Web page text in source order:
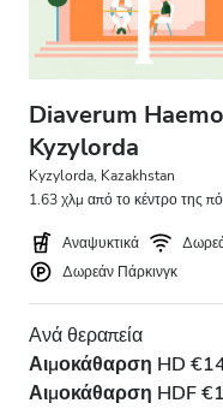
Βράδυ
Νύχτα
Βαθμολογία
Πολύ Καλή
Εξαιρετική
Diaverum
Kyzylorda
Kyzylorda, Kazakhstan
1.63 χλμ από το κέντρο της
Αναψυκτικά
Δωρεάν Πάρκινγκ
Ανά θεραπεία
Αιμοκάθαρση HD
Αιμοκάθαρση HDF